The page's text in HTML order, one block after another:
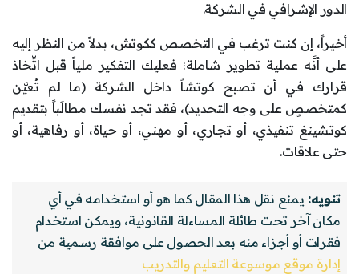
الدور الإشرافي في الشركة.
أخيراً، إن كنت ترغب في التخصص ككوتش، بدلاً من النظر إليه
على أنَّه عملية تطوير شاملة؛ فعليك التفكير ملياً قبل اتِّخاذ
قرارك في أن تصبح كوتشاً داخل الشركة (ما لم تُعيَّن
كمتخصصٍ على وجه التحديد)، فقد تجد نفسك مطالَباً بتقديم
كوتشينغ تنفيذي، أو تجاري، أو مهني، أو حياة، أو رفاهية، أو
حتى علاقات.
تنويه: يمنع نقل هذا المقال كما هو أو استخدامه في أي
مكان آخر تحت طائلة المساءلة القانونية، ويمكن استخدام
فقرات أو أجزاء منه بعد الحصول على موافقة رسمية من
إدارة موقع موسوعة التعليم والتدريب